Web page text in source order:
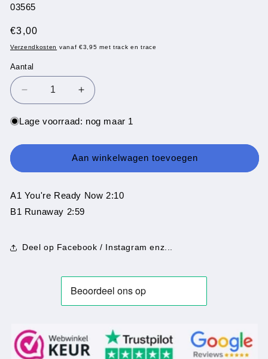
SKU:
03565
Normale
prijs
€3,00
Verzendkosten vanaf €3,95 met track en trace
Aantal
Aantal
Aantal
verlagen
voor
&amp;
Dogs
You&#39;re
Ready
Aantal
verhogen
voor
&amp;
The
Dogs
You&#39;re
Ready
Lage voorraad: nog maar 1
Aan winkelwagen toevoegen
A1 You're Ready Now 2:10
B1 Runaway 2:59
Deel op Facebook / Instagram enz...